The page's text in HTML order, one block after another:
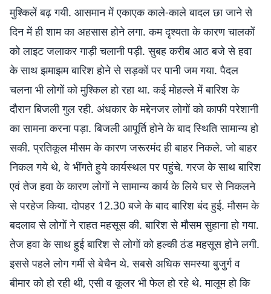
मुश्किलें बढ़ गयी. आसमान में एकाएक काले-काले बादल छा जाने से
दिन में ही शाम का अहसास होने लगा. कम दृश्यता के कारण चालकों
को लाइट जलाकर गाड़ी चलानी पड़ी. सुबह करीब आठ बजे से हवा
के साथ झमाझम बारिश होने से सड़कों पर पानी जम गया. पैदल
चलना भी लोगों को मुश्किल हो रहा था. कई माेहल्ले में बारिश के
दौरान बिजली गुल रही. अंधकार के मद्देनजर लोगों को काफी परेशानी
का सामना करना पड़ा. बिजली आपूर्ति होने के बाद स्थिति सामान्य हो
सकी. प्रतिकूल मौसम के कारण जरूरमंद ही बाहर निकले. जो बाहर
निकल गये थे, वे भींगते हुये कार्यस्थल पर पहुंचे. गरज के साथ बारिश
एवं तेज हवा के कारण लोगों ने सामान्य कार्य के लिये घर से निकलने
से परहेज किया. दोपहर 12.30 बजे के बाद बारिश बंद हुई. मौसम के
बदलाव से लोगों ने राहत महसूस की. बारिश से मौसम सुहाना हो गया.
तेज हवा के साथ हुई बारिश से लोगों को हल्की ठंड महसूस होने लगी.
इससे पहले लोग गर्मी से बेचैन थे. सबसे अधिक समस्या बुजुर्ग व
बीमार को हो रही थी, एसी व कूलर भी फेल हो रहे थे. मालूम हो कि